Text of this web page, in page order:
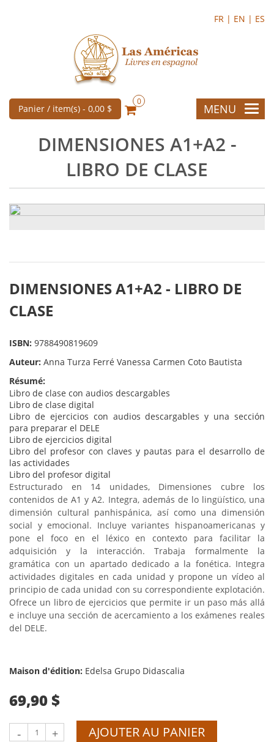
FR | EN | ES
Panier / item(s) - 0,00 $
0
MENU
DIMENSIONES A1+A2 -
LIBRO DE CLASE
DIMENSIONES A1+A2 - LIBRO DE
CLASE
ISBN: 9788490819609
Auteur: Anna Turza Ferré Vanessa Carmen Coto Bautista
Résumé:
Libro de clase con audios descargables
Libro de clase digital
Libro de ejercicios con audios descargables y una sección
para preparar el DELE
Libro de ejercicios digital
Libro del profesor con claves y pautas para el desarrollo de
las actividades
Libro del profesor digital
Estructurado en 14 unidades, Dimensiones cubre los
contenidos de A1 y A2. Integra, además de lo lingüístico, una
dimensión cultural panhispánica, así como una dimensión
social y emocional. Incluye variantes hispanoamericanas y
pone el foco en el léxico en contexto para facilitar la
adquisición y la interacción. Trabaja formalmente la
gramática con un apartado dedicado a la fonética. Integra
actividades digitales en cada unidad y propone un vídeo al
principio de cada unidad con su correspondiente explotación.
Ofrece un libro de ejercicios que permite ir un paso más allá
e incluye una sección de acercamiento a los exámenes reales
del DELE.
Maison d'édition: Edelsa Grupo Didascalia
69,90 $
- + AJOUTER AU PANIER